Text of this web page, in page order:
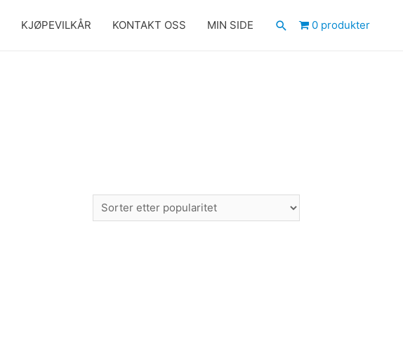
KJØPEVILKÅR KONTAKT OSS MIN SIDE Søk 0 produkter